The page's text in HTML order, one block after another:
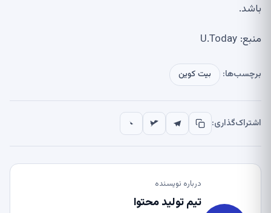
باشد.
منبع: U.Today
برچسب‌ها: بیت کوین
اشتراک‌گذاری:
درباره نویسنده
تیم تولید محتوا